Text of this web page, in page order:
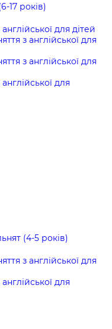
17 років)
для дітей
з англійської для
з англійської для
для
(4-5 років)
з англійської для
для